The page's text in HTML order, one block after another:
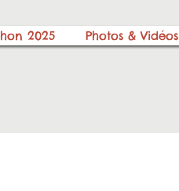
2025 Photos & Vidéos